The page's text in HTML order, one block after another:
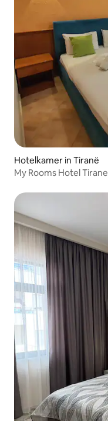
Hotelkamer in Tiranë
My Rooms Hotel Tirane